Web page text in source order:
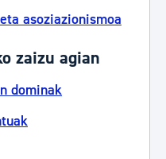
asoziazionismoa
zaizu agian
dominak